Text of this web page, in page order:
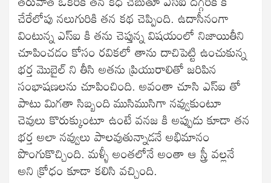
చేరేలోపు నలుగురికి తన కథ చెప్పింది. ఉదాసీనంగా
వింటున్న ఎస్‌ఐ కి తను చెప్తున్న విషయంలో నిజాయితీని
చూపించడం కోసం రవికలో తాను దాచిపెట్టి ఉంచుకున్న
భర్త మొబైల్ ని తీసి అతను ప్రియురాలితో జరిపిన
సంభాషణలను చూపించింది. అవంతా చూసి ఎస్‌ఐ తో
పాటు మిగతా సిబ్బంది ముసిముసిగా నవ్వుకుంటూ
చెవులు కొరుక్కుంటూ ఉంటే వనజ కి అప్పుడు కూడా తన
భర్త అలా నవ్వులు పాలవుతున్నాడనే అభిమానం
పొంగుకొచ్చింది. మళ్ళీ అంతలోనే అంతా ఆ స్త్రీ వల్లనే
అని క్రోధం కూడా కలిసి వచ్చింది.